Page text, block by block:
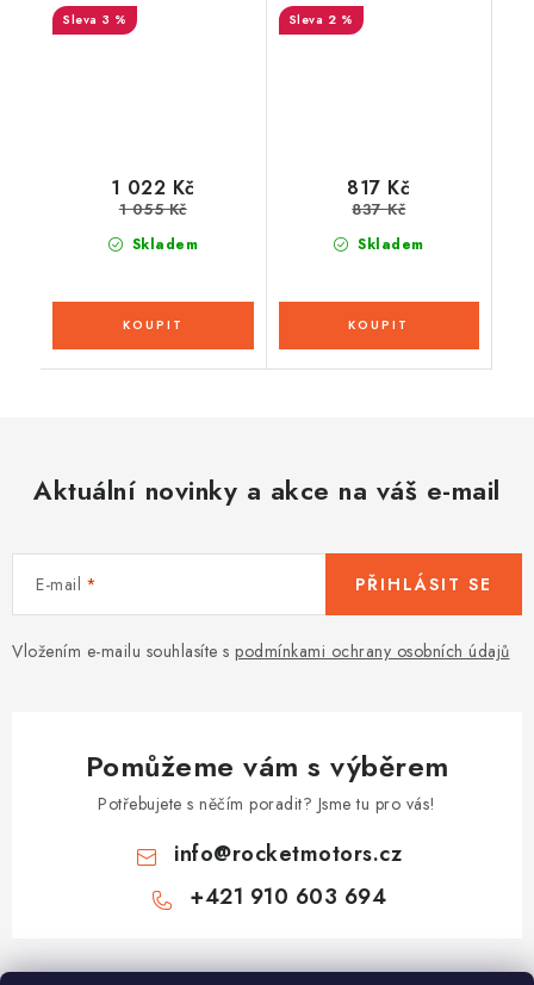
technologie 150x87x93
3 %
Skladem
1 022 Kč
1 055 Kč
technologie
2 %
Skladem
817 Kč
837 Kč
Aktuální novinky a akce na váš e-mail
E-mail
Vložením e-mailu souhlasíte s podmínkami ochrany osobních údajů
PŘIHLÁSIT SE
Pomůžeme vám s výběrem
Potřebujete s něčím poradit? Jsme tu pro vás!
info@rocketmotors.cz
+421 910 603 694
Z